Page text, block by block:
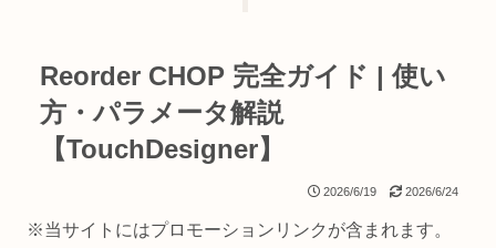
Reorder CHOP 完全ガイド | 使い
方・パラメータ解説
【TouchDesigner】
2026/6/19 2026/6/24
※当サイトにはプロモーションリンクが含まれます。